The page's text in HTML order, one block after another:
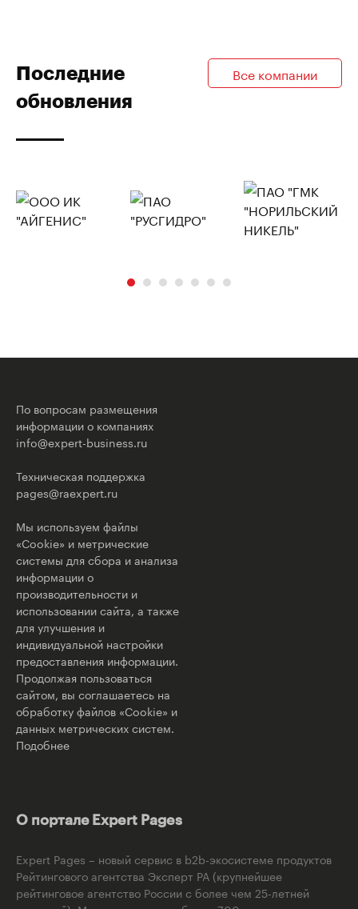
Последние
обновления
Все компании
По вопросам размещения
информации о компаниях
info@expert-business.ru
Техническая поддержка
pages@raexpert.ru
Мы используем файлы
«Cookie» и метрические
системы для сбора и анализа
информации о
производительности и
использовании сайта, а также
для улучшения и
индивидуальной настройки
предоставления информации.
Продолжая пользоваться
сайтом, вы соглашаетесь на
обработку файлов «Cookie» и
данных метрических систем.
Подобнее
О портале Expert Pages
Expert Pages – новый сервис в b2b-экосистеме продуктов
Рейтингового агентства Эксперт РА (крупнейшее
рейтинговое агентство России с более чем 25-летней